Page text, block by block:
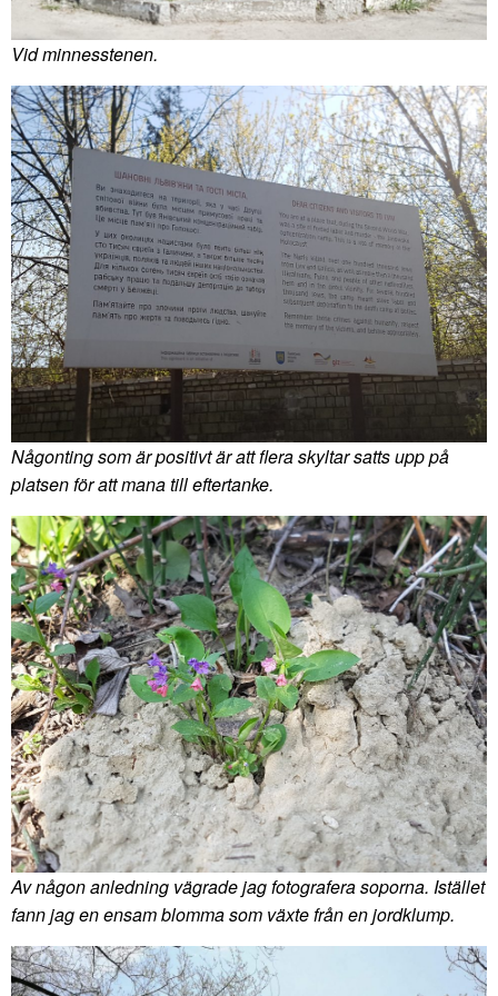
Vid minnesstenen.
Någonting som är positivt är att flera skyltar satts upp på
platsen för att mana till eftertanke.
Av någon anledning vägrade jag fotografera soporna. Istället
fann jag en ensam blomma som växte från en jordklump.